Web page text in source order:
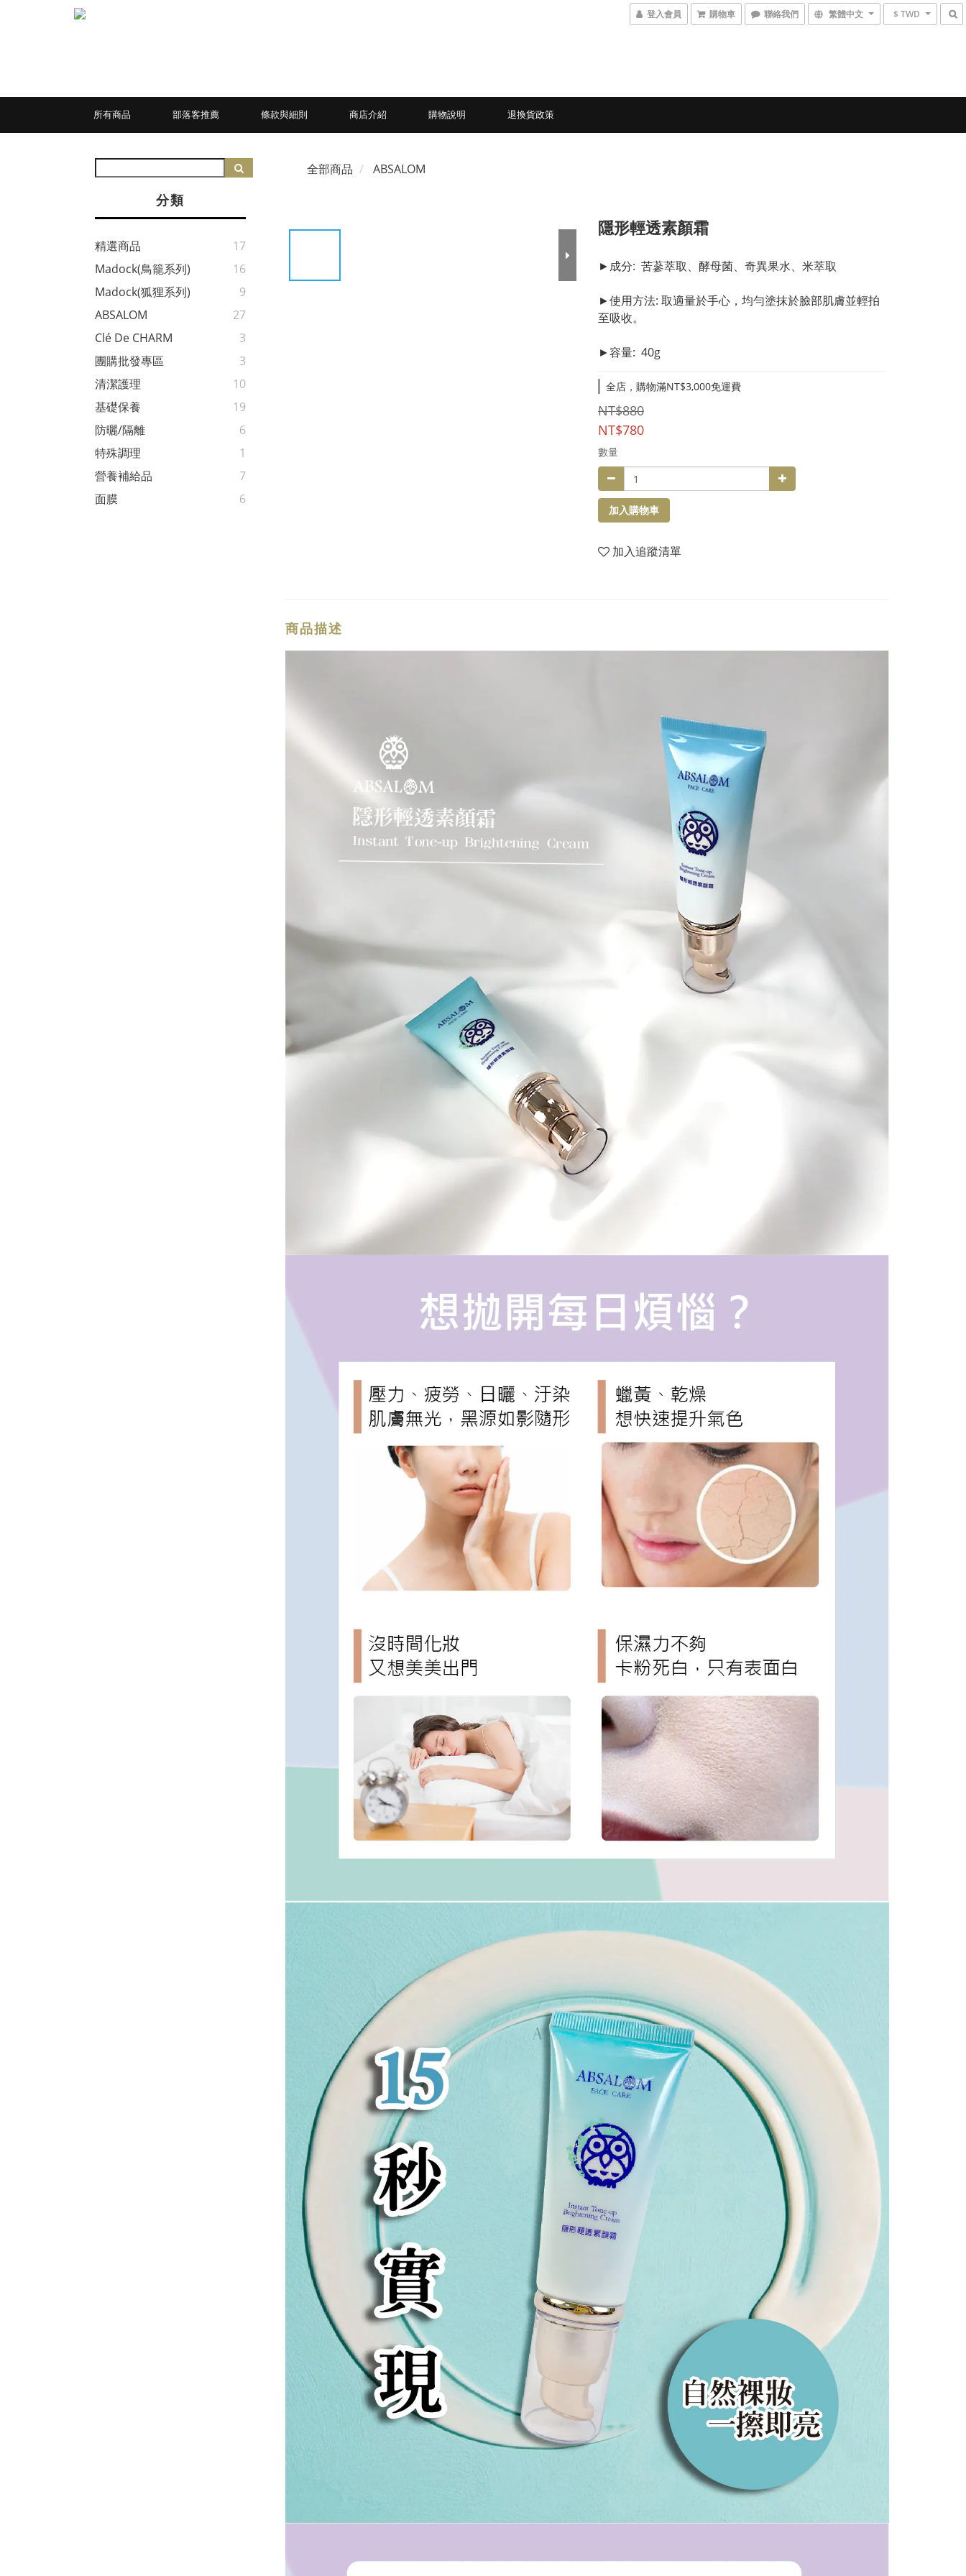
登入會員 購物車 聯絡我們 繁體中文 $ TWD
所有商品 部落客推薦 條款與細則 商店介紹 購物說明 退換貨政策
分類
精選商品
17
Madock(鳥籠系列)
16
Madock(狐狸系列)
9
ABSALOM
27
Clé De CHARM
3
團購批發專區
3
清潔護理
10
基礎保養
19
防曬/隔離
6
特殊調理
1
營養補給品
7
面膜
6
全部商品 ABSALOM
隱形輕透素顏霜
►成分:  苦蔘萃取、酵母菌、奇異果水、米萃取
►使用方法: 取適量於手心，均勻塗抹於臉部肌膚並輕拍
至吸收。
►容量:  40g
全店，購物滿NT$3,000免運費
NT$880
NT$780
數量
加入購物車
加入追蹤清單
商品描述